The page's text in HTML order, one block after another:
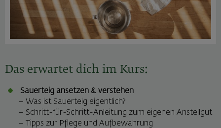
Das erwartet dich im Kurs:
Sauerteig ansetzen & verstehen
– Was ist Sauerteig eigentlich?
– Schritt-für-Schritt-Anleitung zum eigenen Anstellgut
– Tipps zur Pflege und Aufbewahrung